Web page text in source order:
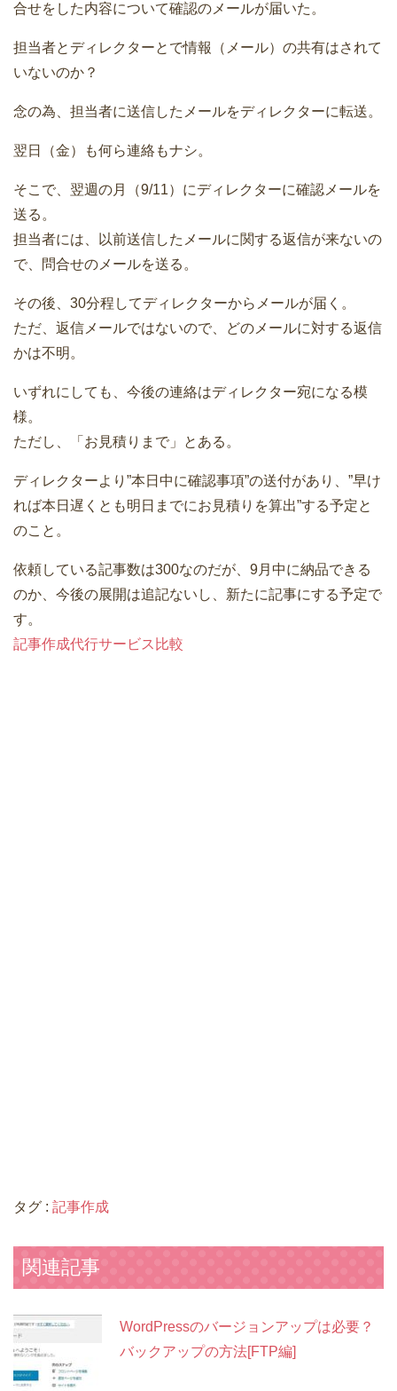
合せをした内容について確認のメールが届いた。
担当者とディレクターとで情報（メール）の共有はされて
いないのか？
念の為、担当者に送信したメールをディレクターに転送。
翌日（金）も何ら連絡もナシ。
そこで、翌週の月（9/11）にディレクターに確認メールを
送る。
担当者には、以前送信したメールに関する返信が来ないの
で、問合せのメールを送る。
その後、30分程してディレクターからメールが届く。
ただ、返信メールではないので、どのメールに対する返信
かは不明。
いずれにしても、今後の連絡はディレクター宛になる模
様。
ただし、「お見積りまで」とある。
ディレクターより”本日中に確認事項”の送付があり、”早け
れば本日遅くとも明日までにお見積りを算出”する予定と
のこと。
依頼している記事数は300なのだが、9月中に納品できる
のか、今後の展開は追記ないし、新たに記事にする予定で
す。
記事作成代行サービス比較
タグ : 記事作成
関連記事
WordPressのバージョンアップは必要？
バックアップの方法[FTP編]